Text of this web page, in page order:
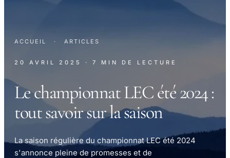
ACCUEIL · ARTICLES
20 AVRIL 2025 · 7 MIN DE LECTURE
Le championnat LEC été 2024 :
tout savoir sur la saison
La saison régulière du championnat LEC été 2024
s'annonce pleine de promesses et de